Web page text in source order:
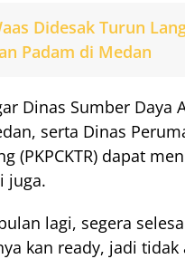
Didesak Turun
Padam di Medan
Dinas Sumber Daya
serta Dinas
(PKPCKTR) dapat
juga.
lagi, segera
kan ready, jadi